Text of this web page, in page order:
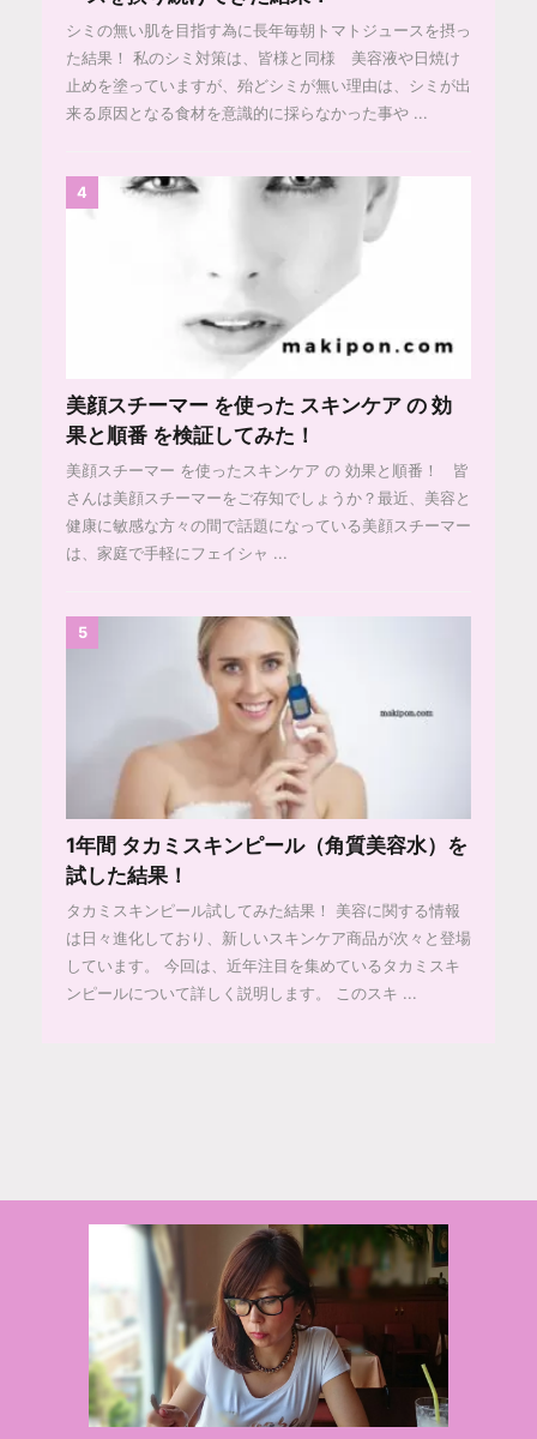
シミの無い肌を目指す為に長年毎朝トマトジュースを摂っ
た結果！ 私のシミ対策は、皆様と同様 美容液や日焼け
止めを塗っていますが、殆どシミが無い理由は、シミが出
来る原因となる食材を意識的に採らなかった事や ...
4
美顔スチーマー を使った スキンケア の 効
果と順番 を検証してみた！
美顔スチーマー を使ったスキンケア の 効果と順番！ 皆
さんは美顔スチーマーをご存知でしょうか？最近、美容と
健康に敏感な方々の間で話題になっている美顔スチーマー
は、家庭で手軽にフェイシャ ...
5
1年間 タカミスキンピール（角質美容水）を
試した結果！
タカミスキンピール試してみた結果！ 美容に関する情報
は日々進化しており、新しいスキンケア商品が次々と登場
しています。 今回は、近年注目を集めているタカミスキ
ンピールについて詳しく説明します。 このスキ ...